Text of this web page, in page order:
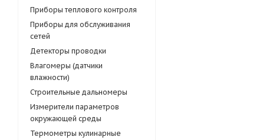
Приборы теплового контроля
Приборы для обслуживания
сетей
Детекторы проводки
Влагомеры (датчики
влажности)
Строительные дальномеры
Измерители параметров
окружающей среды
Термометры кулинарные